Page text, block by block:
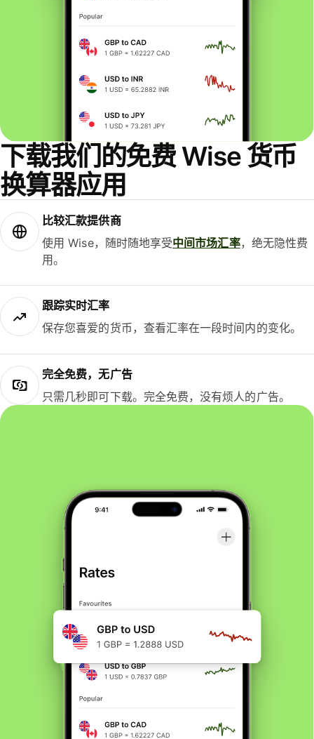
下载我们的免费 Wise 货币
换算器应用
比较汇款提供商
使用 Wise，随时随地享受中间市场汇率，绝无隐性费
用。
跟踪实时汇率
保存您喜爱的货币，查看汇率在一段时间内的变化。
完全免费，无广告
只需几秒即可下载。完全免费，没有烦人的广告。